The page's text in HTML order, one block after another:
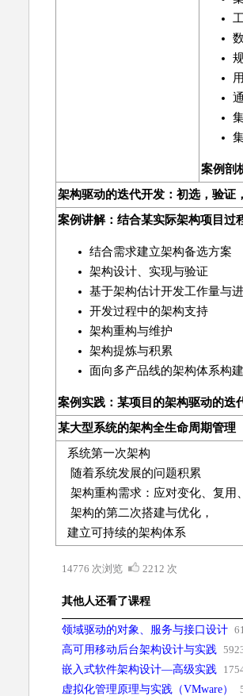
案例剖
架构驱动的迭代开发：初选，验证
案例讲解：结合某实际架构项目过
结合需求建立架构备选方案
架构设计、实现与验证
基于架构估计开发工作量与
开发过程中的架构支持
架构重构与维护
架构提炼与积累
面向多产品线的架构体系构
案例实践：某项目的架构驱动的迭
某大型系统的架构全生命周期管理
系统第一次架构
随着系统发展的问题积累
架构重构需求：应对变化、复用
架构的第二次搭建与优化，
建立可持续的架构体系
14776 次浏览 2212 次
其他人还看了课程
领域驱动的对象、服务与接口设计
高可用移动后台架构设计与实践
嵌入式软件架构设计—高级实践
虚拟化管理原理与实践（VMware）